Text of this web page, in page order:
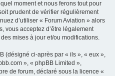
moment et nous ferons tout pour
prudent de vérifier régulièrement
d’utiliser « Forum Aviation » alors
vous acceptez d’être légalement
mises à jour et/ou modifications.
(désigné ci-après par « ils », « eux »,
», « phpBB Limited »,
de forum, déclaré sous la licence «